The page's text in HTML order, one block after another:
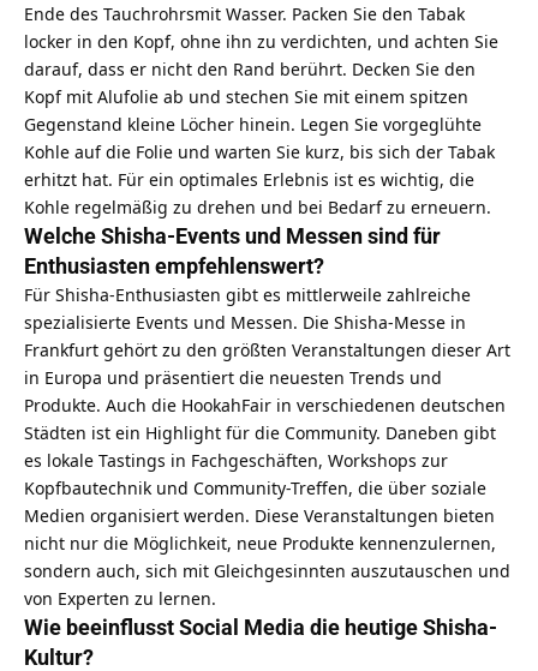
Ende des Tauchrohrsmit Wasser. Packen Sie den Tabak
locker in den Kopf, ohne ihn zu verdichten, und achten Sie
darauf, dass er nicht den Rand berührt. Decken Sie den
Kopf mit Alufolie ab und stechen Sie mit einem spitzen
Gegenstand kleine Löcher hinein. Legen Sie vorgeglühte
Kohle auf die Folie und warten Sie kurz, bis sich der Tabak
erhitzt hat. Für ein optimales Erlebnis ist es wichtig, die
Kohle regelmäßig zu drehen und bei Bedarf zu erneuern.
Welche Shisha-Events und Messen sind für
Enthusiasten empfehlenswert?
Für Shisha-Enthusiasten gibt es mittlerweile zahlreiche
spezialisierte Events und Messen. Die Shisha-Messe in
Frankfurt gehört zu den größten Veranstaltungen dieser Art
in Europa und präsentiert die neuesten Trends und
Produkte. Auch die HookahFair in verschiedenen deutschen
Städten ist ein Highlight für die Community. Daneben gibt
es lokale Tastings in Fachgeschäften, Workshops zur
Kopfbautechnik und Community-Treffen, die über soziale
Medien organisiert werden. Diese Veranstaltungen bieten
nicht nur die Möglichkeit, neue Produkte kennenzulernen,
sondern auch, sich mit Gleichgesinnten auszutauschen und
von Experten zu lernen.
Wie beeinflusst Social Media die heutige Shisha-
Kultur?